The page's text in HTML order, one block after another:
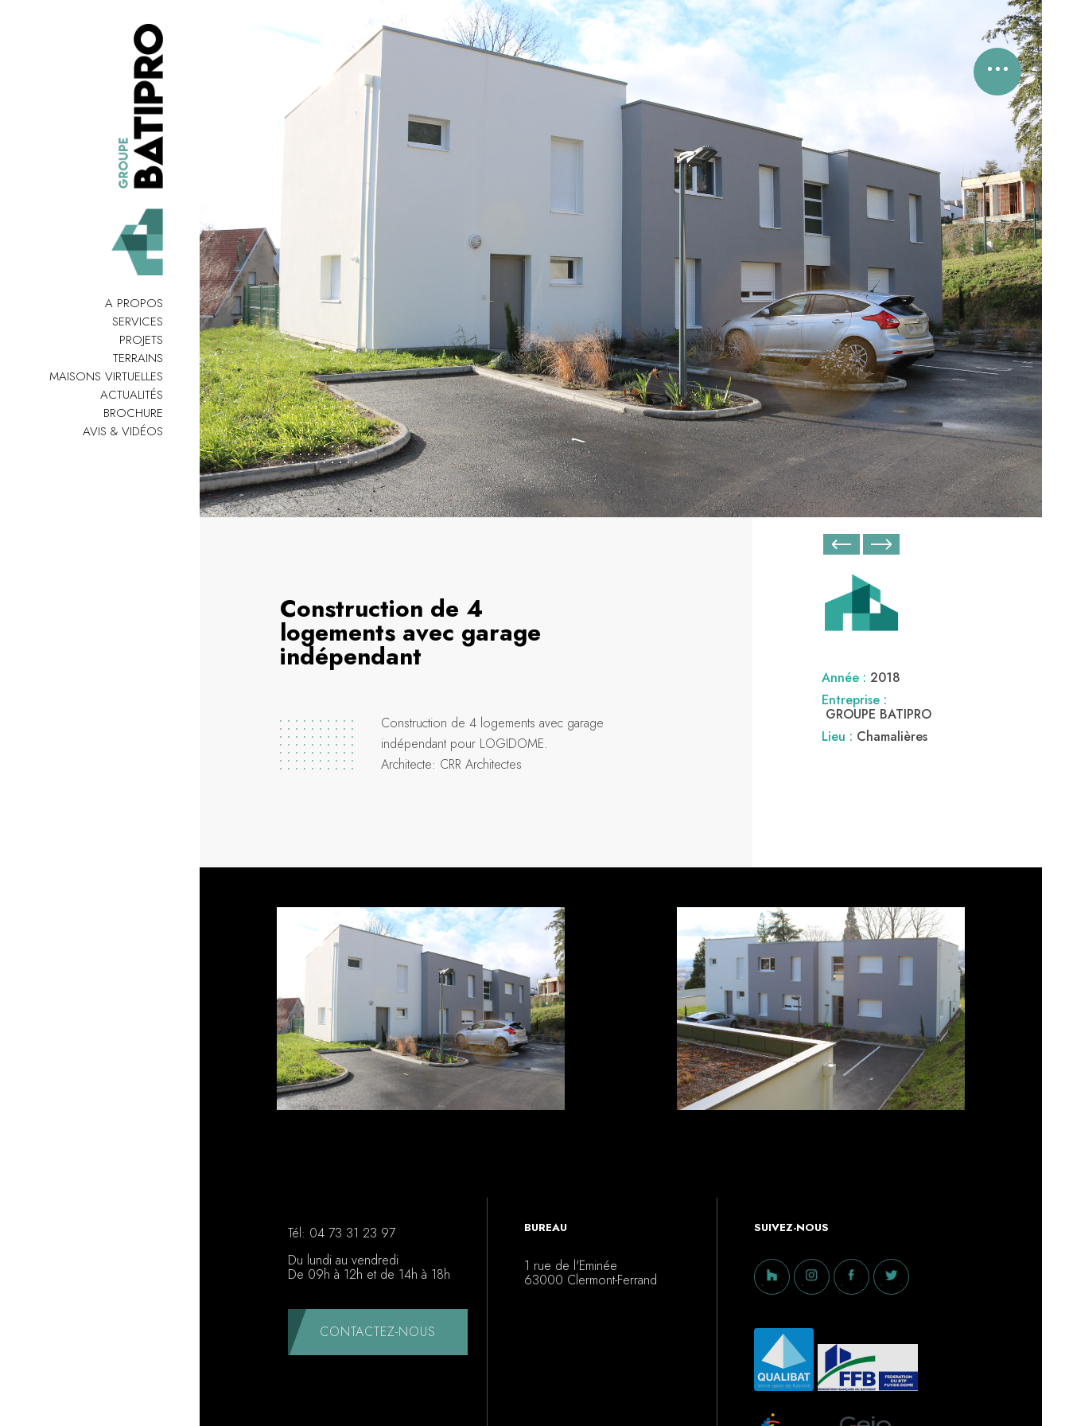
A PROPOS
SERVICES
PROJETS
TERRAINS
MAISONS VIRTUELLES
ACTUALITÉS
BROCHURE
AVIS & VIDÉOS
Construction de 4
logements avec garage
indépendant
Construction de 4 logements avec garage
indépendant pour LOGIDOME.
Architecte: CRR Architectes
Année : 2018
Entreprise :
GROUPE BATIPRO
Lieu : Chamalières
Tél: 04 73 31 23 97
Du lundi au vendredi
De 09h à 12h et de 14h à 18h
CONTACTEZ-NOUS
BUREAU
1 rue de l'Eminée
63000 Clermont-Ferrand
SUIVEZ-NOUS